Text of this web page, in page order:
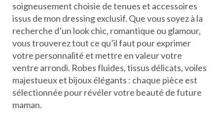
soigneusement choisie de tenues et accessoires
issus de mon dressing exclusif. Que vous soyez à la
recherche d’un look chic, romantique ou glamour,
vous trouverez tout ce qu’il faut pour exprimer
votre personnalité et mettre en valeur votre
ventre arrondi. Robes fluides, tissus délicats, voiles
majestueux et bijoux élégants : chaque pièce est
sélectionnée pour révéler votre beauté de future
maman.